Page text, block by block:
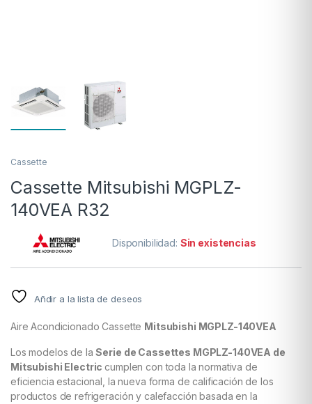
Cassette
Cassette Mitsubishi MGPLZ-
140VEA R32
Disponibilidad: Sin existencias
Añdir a la lista de deseos
Aire Acondicionado Cassette Mitsubishi MGPLZ-140VEA
Los modelos de laSerie de Cassettes MGPLZ-140VEA de
Mitsubishi Electric cumplen con toda la normativa de
eficiencia estacional, la nueva forma de calificación de los
productos de refrigeración y calefacción basada en la